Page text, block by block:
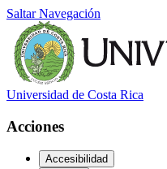
Saltar Navegación
Universidad de Costa Rica
Acciones
Accesibilidad